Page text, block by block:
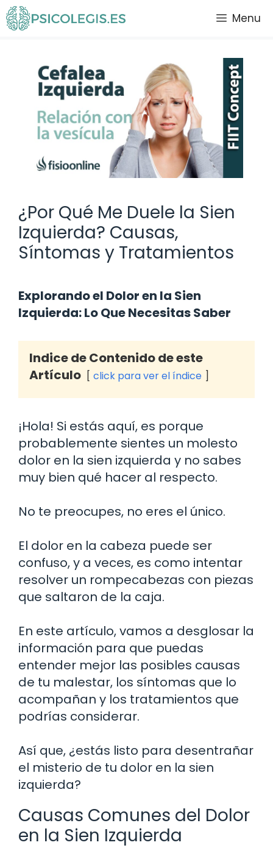
Saltar
al
Menu
¿Por Qué Me Duele la Sien
Izquierda? Causas,
Síntomas y Tratamientos
Explorando el Dolor en la Sien
Izquierda: Lo Que Necesitas Saber
Indice de Contenido de este
Artículo
click para ver el índice
¡Hola! Si estás aquí, es porque
probablemente sientes un molesto
dolor en la sien izquierda y no sabes
muy bien qué hacer al respecto.
No te preocupes, no eres el único.
El dolor en la cabeza puede ser
confuso, y a veces, es como intentar
resolver un rompecabezas con piezas
que saltaron de la caja.
En este artículo, vamos a desglosar la
información para que puedas
entender mejor las posibles causas
de tu malestar, los síntomas que lo
acompañan y los tratamientos que
podrías considerar.
Así que, ¿estás listo para desentrañar
el misterio de tu dolor en la sien
izquierda?
Causas Comunes del Dolor
en la Sien Izquierda